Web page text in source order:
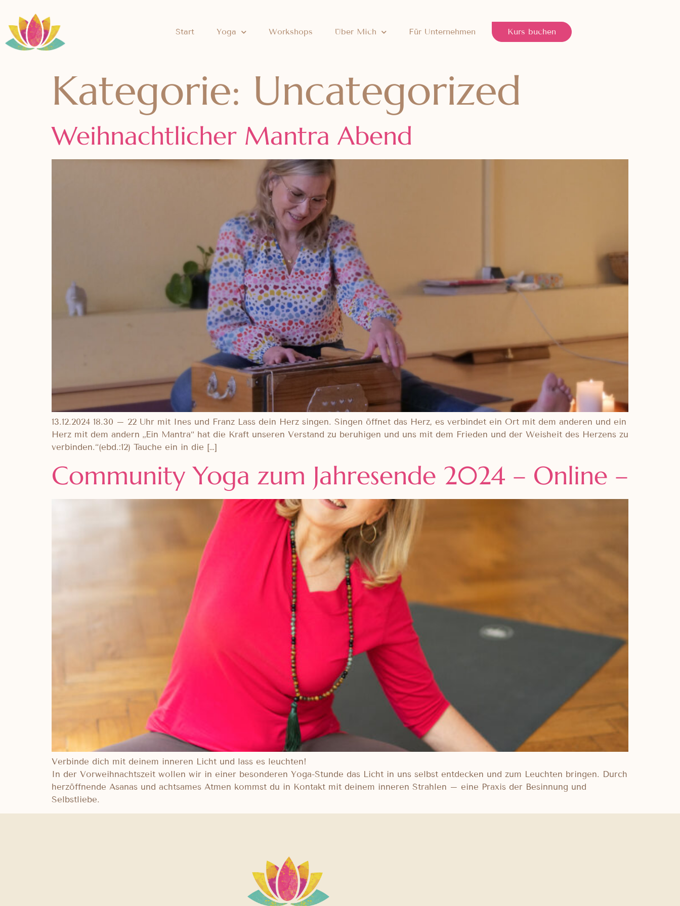
Start Yoga Workshops Über Mich Für Unternehmen Kurs buchen
Kategorie: Uncategorized
Weihnachtlicher Mantra Abend
13.12.2024 18.30 – 22 Uhr mit Ines und Franz Lass dein Herz singen. Singen öffnet das Herz, es verbindet ein Ort mit dem anderen und ein
Herz mit dem andern „Ein Mantra“ hat die Kraft unseren Verstand zu beruhigen und uns mit dem Frieden und der Weisheit des Herzens zu
verbinden.“(ebd.:12) Tauche ein in die […]
Community Yoga zum Jahresende 2024 – Online –
Verbinde dich mit deinem inneren Licht und lass es leuchten!
In der Vorweihnachtszeit wollen wir in einer besonderen Yoga-Stunde das Licht in uns selbst entdecken und zum Leuchten bringen. Durch
herzöffnende Asanas und achtsames Atmen kommst du in Kontakt mit deinem inneren Strahlen – eine Praxis der Besinnung und
Selbstliebe.